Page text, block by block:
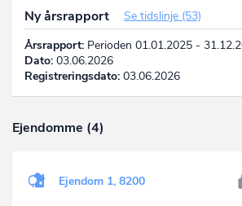
Ny årsrapport
Se tidslinje (53)
Årsrapport: Perioden 01.01.2025 -
Dato: 03.06.2026
Registreringsdato: 03.06.2026
Ejendomme (4)
Ejendom 1, 8200